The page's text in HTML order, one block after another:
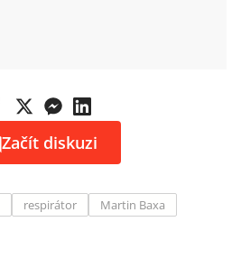
Začít diskuzi
respirátor
Martin Baxa